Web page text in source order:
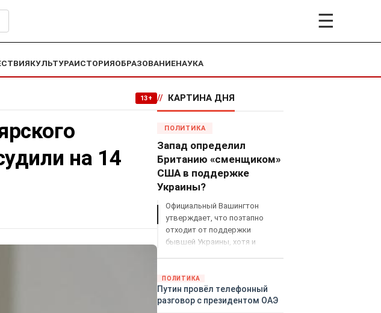
☰
КУЛЬТУРАИСТОРИЯОБРАЗОВАНИЕНАУКА
13+
на 14
// КАРТИНА ДНЯ
ПОЛИТИКА
Запад определил
Британию «сменщиком»
США в поддержке
Украины?
Официальный Вашингтон
утверждает, что поэтапно
отходит от поддержки
бывшей Украины, хотя и
закупленное ранее оружие.
Также американская
администрация скидывает на
ПОЛИТИКА
Путин провёл телефонный
разговор с президентом ОАЭ